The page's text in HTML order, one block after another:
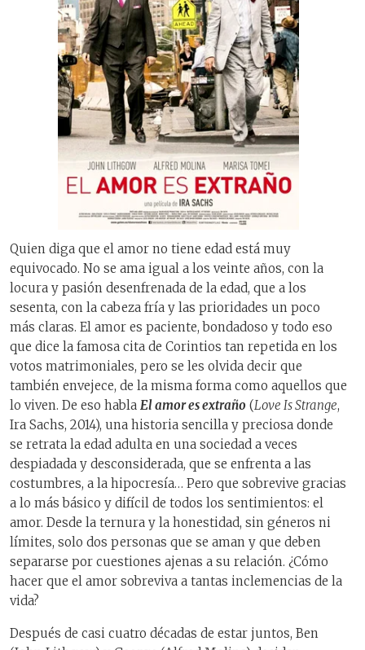
Quien diga que el amor no tiene edad está muy
equivocado. No se ama igual a los veinte años, con la
locura y pasión desenfrenada de la edad, que a los
sesenta, con la cabeza fría y las prioridades un poco
más claras. El amor es paciente, bondadoso y todo eso
que dice la famosa cita de Corintios tan repetida en los
votos matrimoniales, pero se les olvida decir que
también envejece, de la misma forma como aquellos que
lo viven. De eso habla El amor es extraño (Love Is Strange,
Ira Sachs, 2014), una historia sencilla y preciosa donde
se retrata la edad adulta en una sociedad a veces
despiadada y desconsiderada, que se enfrenta a las
costumbres, a la hipocresía… Pero que sobrevive gracias
a lo más básico y difícil de todos los sentimientos: el
amor. Desde la ternura y la honestidad, sin géneros ni
límites, solo dos personas que se aman y que deben
separarse por cuestiones ajenas a su relación. ¿Cómo
hacer que el amor sobreviva a tantas inclemencias de la
vida?
Después de casi cuatro décadas de estar juntos, Ben